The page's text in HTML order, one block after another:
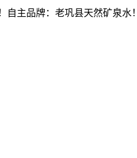
主品牌：老巩县天然矿泉水！